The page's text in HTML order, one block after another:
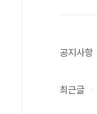
공지사항
최근글